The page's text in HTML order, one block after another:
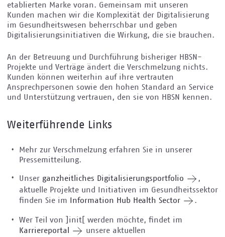
etablierten Marke voran. Gemeinsam mit unseren
Kunden machen wir die Komplexität der Digitalisierung
im Gesundheitswesen beherrschbar und geben
Digitalisierungsinitiativen die Wirkung, die sie brauchen.
An der Betreuung und Durchführung bisheriger HBSN-
Projekte und Verträge ändert die Verschmelzung nichts.
Kunden können weiterhin auf ihre vertrauten
Ansprechpersonen sowie den hohen Standard an Service
und Unterstützung vertrauen, den sie von HBSN kennen.
Weiterführende Links
Mehr zur Verschmelzung erfahren Sie in unserer
Pressemitteilung.
Unser ganzheitliches Digitalisierungsportfolio
,
aktuelle Projekte und Initiativen im Gesundheitssektor
finden Sie im
Information Hub Health Sector .
Wer Teil von ]init[ werden möchte, findet im
Karriereportal
unsere aktuellen